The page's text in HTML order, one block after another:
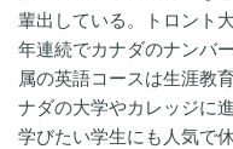
輩出している。トロント
年連続でカナダのナンバ
属の英語コースは生涯教
ナダの大学やカレッジに
学びたい学生にも人気で